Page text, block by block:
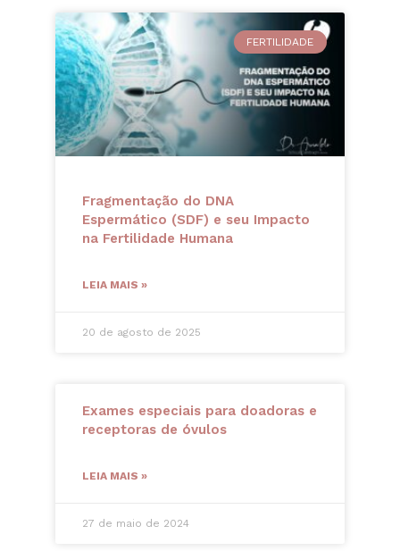
FERTILIDADE
Fragmentação do DNA
Espermático (SDF) e seu Impacto
na Fertilidade Humana
LEIA MAIS »
20 de agosto de 2025
Exames especiais para doadoras e
receptoras de óvulos
LEIA MAIS »
27 de maio de 2024